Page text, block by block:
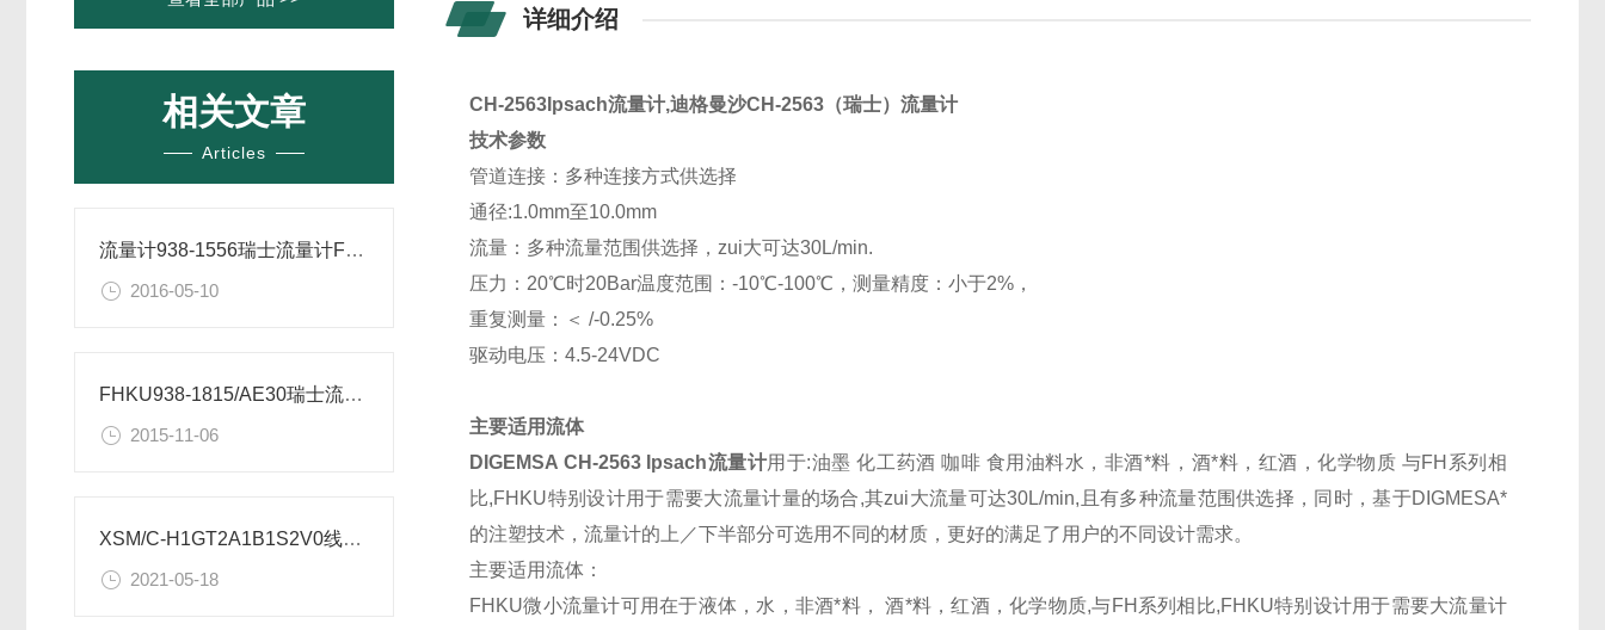
相关文章
Articles
流量计938-1556瑞士流量计FHKU系列微小流量计参数
2016-05-10
FHKU938-1815/AE30瑞士流量计
2015-11-06
XSM/C-H1GT2A1B1S2V0线速测量方法
2021-05-18
详细介绍
CH-2563Ipsach流量计,迪格曼沙CH-2563（瑞士）流量计
技术参数
管道连接：多种连接方式供选择
通径:1.0mm至10.0mm
流量：多种流量范围供选择，zui大可达30L/min.
压力：20℃时20Bar温度范围：-10℃-100℃，测量精度：小于2%，
重复测量：＜ /-0.25%
驱动电压：4.5-24VDC
主要适用流体
DIGEMSA CH-2563 Ipsach流量计用于:油墨 化工药酒 咖啡 食用油料水，非酒*料，酒*料，红酒，化学物质 与FH系列相
比,FHKU特别设计用于需要大流量计量的场合,其zui大流量可达30L/min,且有多种流量范围供选择，同时，基于DIGMESA*
的注塑技术，流量计的上／下半部分可选用不同的材质，更好的满足了用户的不同设计需求。
主要适用流体：
FHKU微小流量计可用在于液体，水，非酒*料， 酒*料，红酒，化学物质,与FH系列相比,FHKU特别设计用于需要大流量计